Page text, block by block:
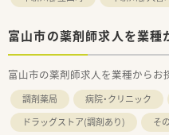
富山市の薬剤師求人を業種
富山市の薬剤師求人を業種からお
調剤薬局 病院・クリニック
ドラッグストア(調剤あり)
そ